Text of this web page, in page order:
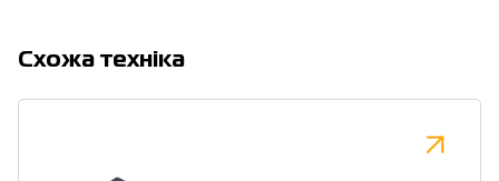
Cхожа техніка